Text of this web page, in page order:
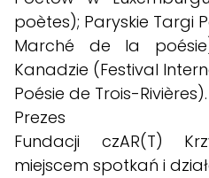
poètes); Paryskie Targi
Marché de la
Kanadzie (Festival
Poésie de Trois-Rivières).
Prezes
Fundacji czAR(T)
miejscem spotkań i